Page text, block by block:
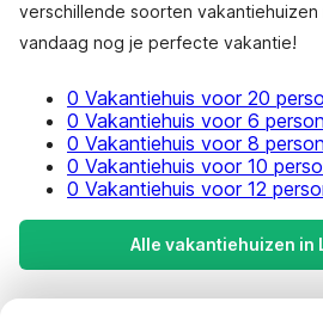
verschillende soorten
vandaag nog je perfecte vakantie!
0 Vakantiehuis voor 20
0 Vakantiehuis voor 6
0 Vakantiehuis voor 8
0 Vakantiehuis voor 10
0 Vakantiehuis voor 12
Alle vakantiehuizen in